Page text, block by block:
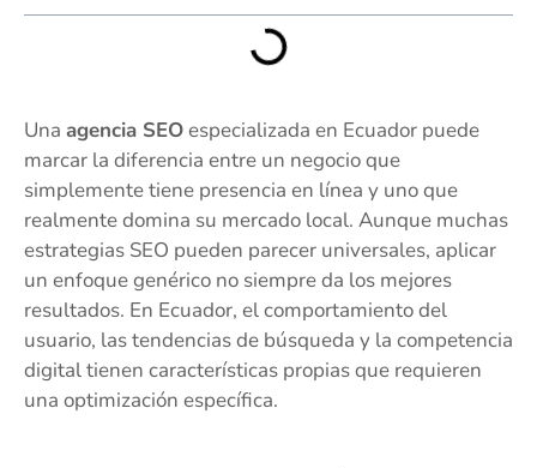
Una agencia SEOespecializada en Ecuador puede
marcar la diferencia entre un negocio que
simplemente tiene presencia en línea y uno que
realmente domina su mercado local. Aunque muchas
estrategias SEO pueden parecer universales, aplicar
un enfoque genérico no siempre da los mejores
resultados. En Ecuador, el comportamiento del
usuario, las tendencias de búsqueda y la competencia
digital tienen características propias que requieren
una optimización específica.